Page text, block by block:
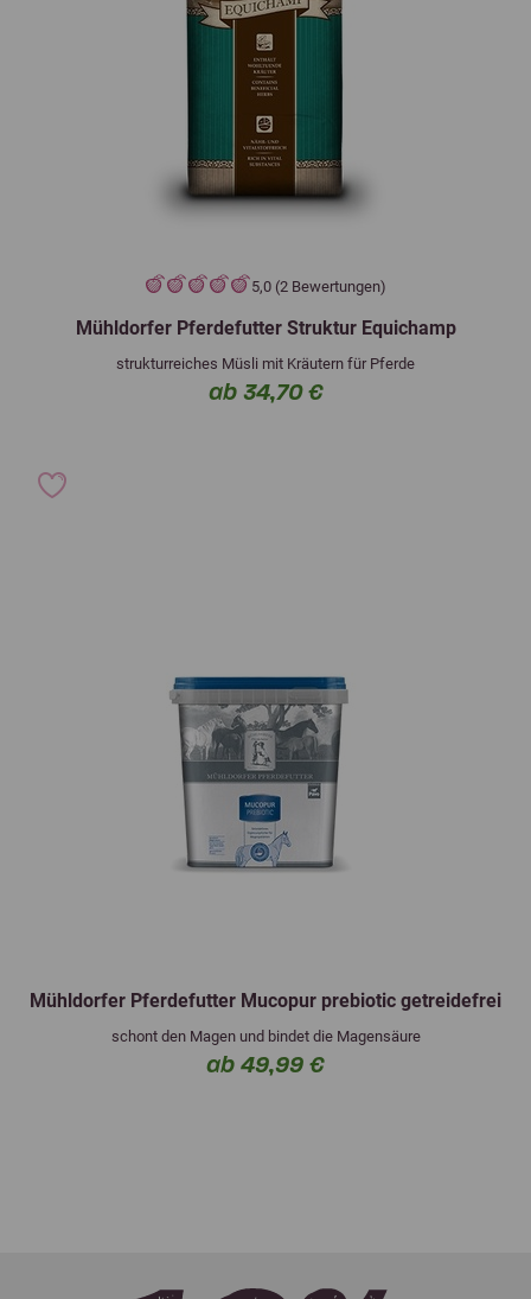
5,0 (2 Bewertungen)
Mühldorfer Pferdefutter Struktur Equichamp
strukturreiches Müsli mit Kräutern für Pferde
ab 34,70 €
Mühldorfer Pferdefutter Mucopur prebiotic getreidefrei
schont den Magen und bindet die Magensäure
ab 49,99 €